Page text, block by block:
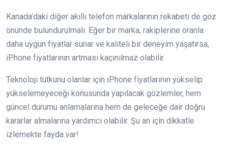
Kanada’daki diğer akıllı telefon markalarının rekabeti de göz
önünde bulundurulmalı. Eğer bir marka, rakiplerine oranla
daha uygun fiyatlar sunar ve kaliteli bir deneyim yaşatırsa,
iPhone fiyatlarının artması kaçınılmaz olabilir.
Teknoloji tutkunu olanlar için iPhone fiyatlarının yükselip
yükselemeyeceği konusunda yapılacak gözlemler, hem
güncel durumu anlamalarına hem de geleceğe dair doğru
kararlar almalarına yardımcı olabilir. Şu an için dikkatle
izlemekte fayda var!